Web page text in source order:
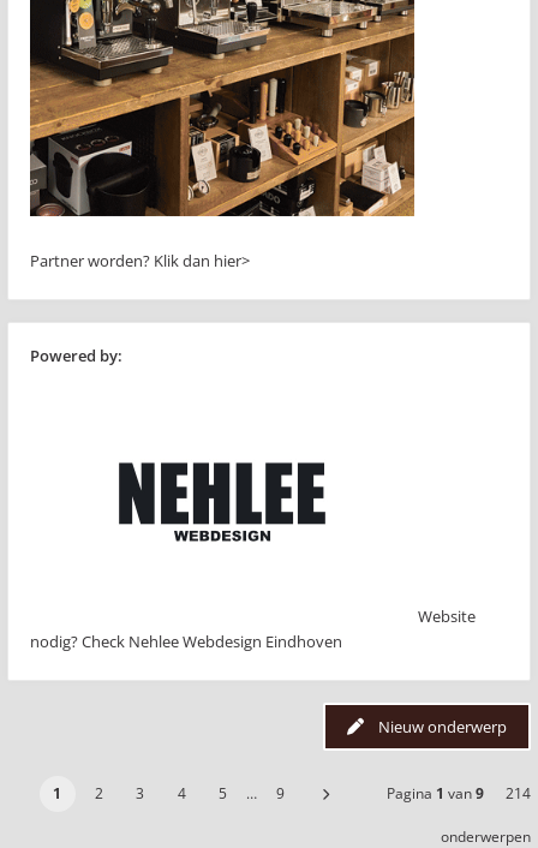
Partner worden? Klik dan hier>
Powered by:
Website
nodig? Check Nehlee Webdesign Eindhoven
Nieuw onderwerp
1 2 3 4 5 … 9 Pagina 1 van9 214
onderwerpen